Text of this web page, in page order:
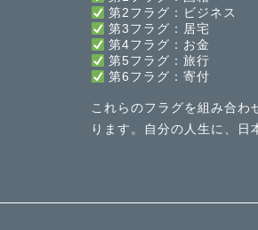
第2フラグ：ビジネス
第3フラグ：居宅
第4フラグ：お金
第5フラグ：旅行
第6 フラグ：寄付
これらのフラグを組み合わ
ります。自分の人生に、日